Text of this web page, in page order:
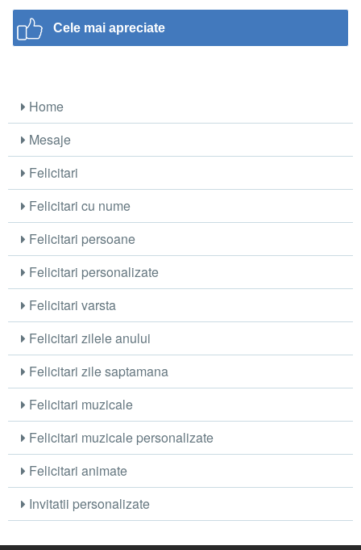
Cele mai apreciate
Home
Mesaje
Felicitari
Felicitari cu nume
Felicitari persoane
Felicitari personalizate
Felicitari varsta
Felicitari zilele anului
Felicitari zile saptamana
Felicitari muzicale
Felicitari muzicale personalizate
Felicitari animate
Invitatii personalizate